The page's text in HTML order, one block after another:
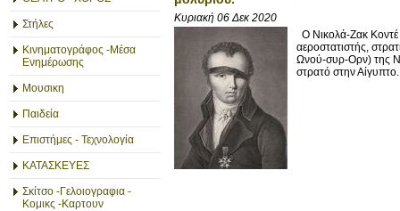
Στήλες
Κινηματογράφος -Μέσα
Ενημέρωσης
Μουσικη
Παιδεία
Επιστήμες - Τεχνολογία
ΚΑΤΑΣΚΕΥΕΣ
Σκίτσο -Γελοιογραφια -
Κομικς -Καρτουν
Κυριακή 06 Δεκ 2020
Ο Νικολά-Ζακ
αεροστατιστής,
Ωνού-συρ-Ορν) της
στρατό στην